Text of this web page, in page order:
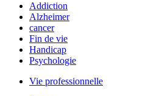
Addiction
Alzheimer
cancer
Fin de vie
Handicap
Psychologie
Vie professionnelle